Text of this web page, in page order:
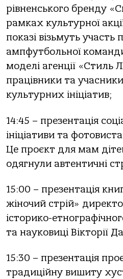
рівненського бренду
рамках культурної
показі візьмуть участь
ампфутбольної
моделі агенції «Стиль
працівники та
культурних ініціатив;
14:45 – презентація
ініціативи та
Це проєкт для мам
одягнули автентичні
15:00 – презентація
жіночий стрій»
історико-
та науковиці Вікторії
15:30 – презентація
традиційну вишиту